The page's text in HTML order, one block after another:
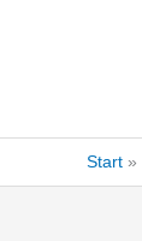
Start